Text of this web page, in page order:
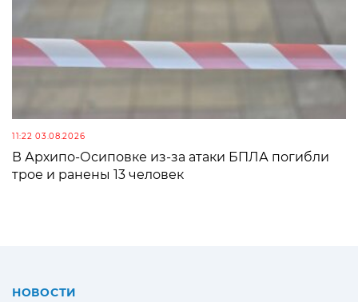
11:22 03.08.2026
В Архипо-Осиповке из-за атаки БПЛА погибли
трое и ранены 13 человек
НОВОСТИ